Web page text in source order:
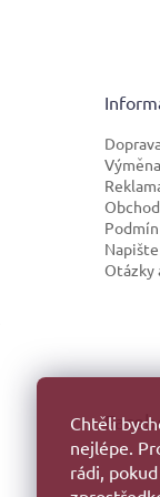
Chtěli
nejlépe.
rádi,
Otázky